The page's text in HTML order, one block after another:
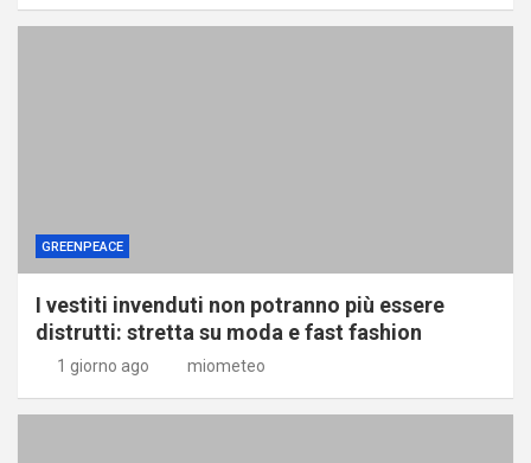
GREENPEACE
I vestiti invenduti non potranno più essere
distrutti: stretta su moda e fast fashion
1 giorno ago miometeo